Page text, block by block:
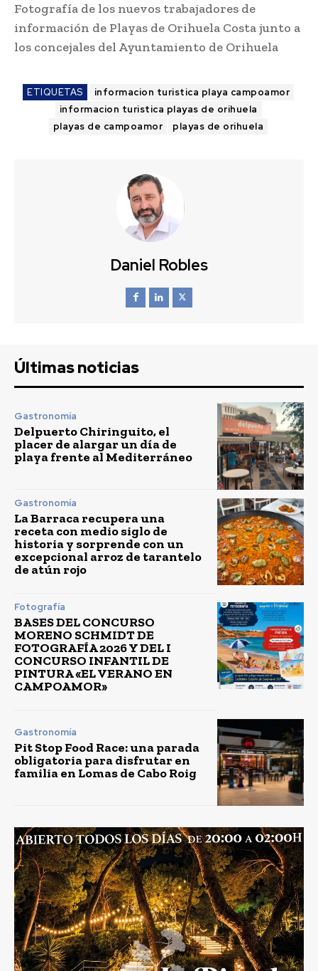
Fotografía de los nuevos trabajadores de
información de Playas de Orihuela Costa junto a
los concejales del Ayuntamiento de Orihuela
ETIQUETAS
informacion turistica playa campoamor
informacion turistica playas de orihuela
playas de campoamor
playas de orihuela
Daniel Robles
Últimas noticias
Gastronomía
Delpuerto Chiringuito, el
placer de alargar un día de
playa frente al Mediterráneo
Gastronomía
La Barraca recupera una
receta con medio siglo de
historia y sorprende con un
excepcional arroz de tarantelo
de atún rojo
Fotografía
BASES DEL CONCURSO
MORENO SCHMIDT DE
FOTOGRAFÍA 2026 Y DEL I
CONCURSO INFANTIL DE
PINTURA «EL VERANO EN
CAMPOAMOR»
Gastronomía
Pit Stop Food Race: una parada
obligatoria para disfrutar en
familia en Lomas de Cabo Roig